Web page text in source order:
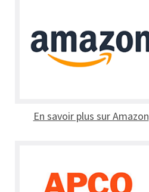
En savoir plus sur Amazon